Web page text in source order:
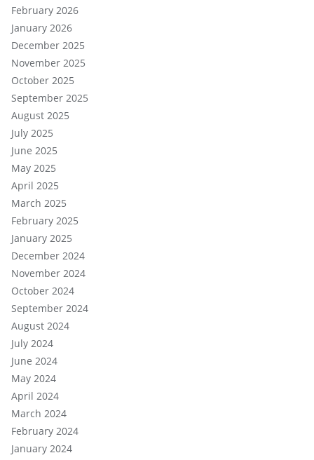
February 2026
January 2026
December 2025
November 2025
October 2025
September 2025
August 2025
July 2025
June 2025
May 2025
April 2025
March 2025
February 2025
January 2025
December 2024
November 2024
October 2024
September 2024
August 2024
July 2024
June 2024
May 2024
April 2024
March 2024
February 2024
January 2024